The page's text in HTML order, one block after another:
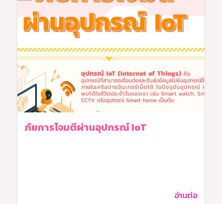
ภัยการโจมตีผ่านอุปกรณ์ IoT
อ่านต่อ